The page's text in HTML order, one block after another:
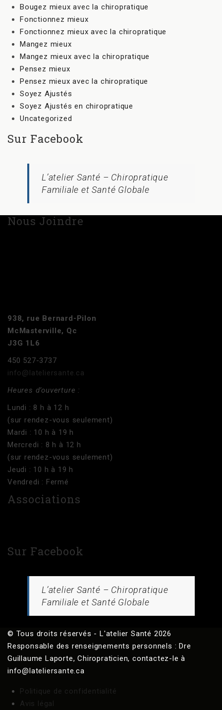
Bougez mieux avec la chiropratique
Fonctionnez mieux
Fonctionnez mieux avec la chiropratique
Mangez mieux
Mangez mieux avec la chiropratique
Pensez mieux
Pensez mieux avec la chiropratique
Soyez Ajustés
Soyez Ajustés en chiropratique
Uncategorized
Sur Facebook
L’atelier Santé – Chiropratique
Familiale et Santé Globale
Nous Joindre
938, rue Bernard-Pilon
McMasterville, Qc
J3G 1L6
450 527-3737
info@lateliersante.ca
Heures d’ouverture :
Lundi : 8 h à 12 h
(sur rendez-vous seulement)
Mardi : 10 h à 19 h
Mercredi : 8 h à 12 h
(sur rendez-vous seulement)
Jeudi : 10 h à 19 h
Vendredi : Fermé
Associations
Sur Facebook
L’atelier Santé – Chiropratique
Familiale et Santé Globale
© Tous droits réservés - L'atelier Santé 2026
Responsable des renseignements personnels : Dre
Guillaume Laporte, Chiropraticien, contactez-le à
info@lateliersante.ca
Politique de confidentialité
Avis légal